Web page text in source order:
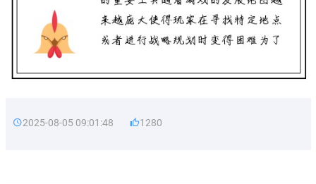
2025-08-05 09:01:48 1280